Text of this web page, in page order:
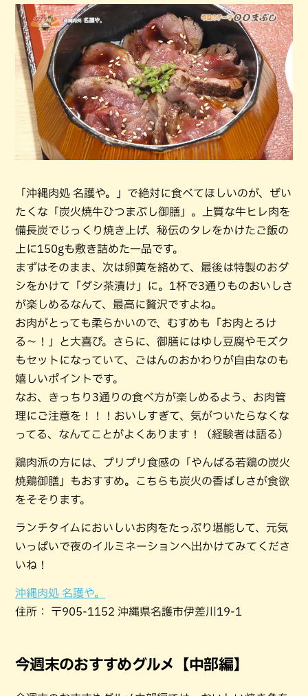
「沖縄肉処 名護や。」で絶対に食べてほしいのが、ぜい
たくな「炭火焼牛ひつまぶし御膳」。上質な牛ヒレ肉を
備長炭でじっくり焼き上げ、秘伝のタレをかけたご飯の
上に150gも敷き詰めた一品です。
まずはそのまま、次は卵黄を絡めて、最後は特製のおダ
シをかけて「ダシ茶漬け」に。1杯で3通りものおいしさ
が楽しめるなんて、最高に贅沢ですよね。
お肉がとっても柔らかいので、むすめも「お肉とろけ
る〜！」と大喜び。さらに、御膳にはゆし豆腐やモズク
もセットになっていて、ごはんのおかわりが自由なのも
嬉しいポイントです。
なお、きっちり3通りの食べ方が楽しめるよう、お肉管
理にご注意を！！！おいしすぎて、気がついたらなくな
ってる、なんてことがよくあります！（経験者は語る）
鶏肉派の方には、プリプリ食感の「やんばる若鶏の炭火
焼鶏御膳」もおすすめ。こちらも炭火の香ばしさが食欲
をそそります。
ランチタイムにおいしいお肉をたっぷり堪能して、元気
いっぱいで夜のイルミネーションへ出かけてみてくださ
いね！
沖縄肉処 名護や。
住所： 〒905-1152 沖縄県名護市伊差川19-1
今週末のおすすめグルメ【中部編】